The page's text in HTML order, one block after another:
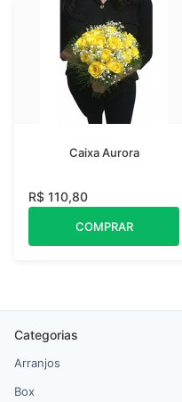
Caixa Aurora
R$ 110,80
COMPRAR
Categorias
Arranjos
Box